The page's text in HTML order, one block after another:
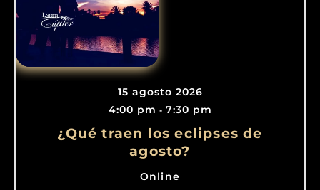
15 agosto 2026
4:00 pm - 7:30 pm
¿Qué traen los eclipses de
agosto?
Online